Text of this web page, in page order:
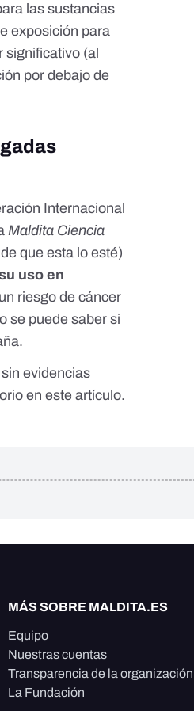
las sustancias
exposición para
significativo (al
por debajo de
Internacional
Maldita Ciencia
que esta lo esté)
uso en
riesgo de cáncer
se puede saber si
.
evidencias
en este artículo.
MÁS SOBRE MALDITA.ES
Equipo
Nuestras cuentas
Transparencia de la organización
La Fundación